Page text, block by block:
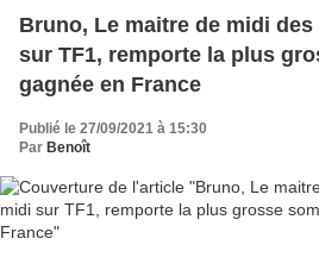
Bruno, Le maitre de midi
sur TF1, remporte la plus
gagnée en France
Publié le 27/09/2021 à 15:30
Par Benoît